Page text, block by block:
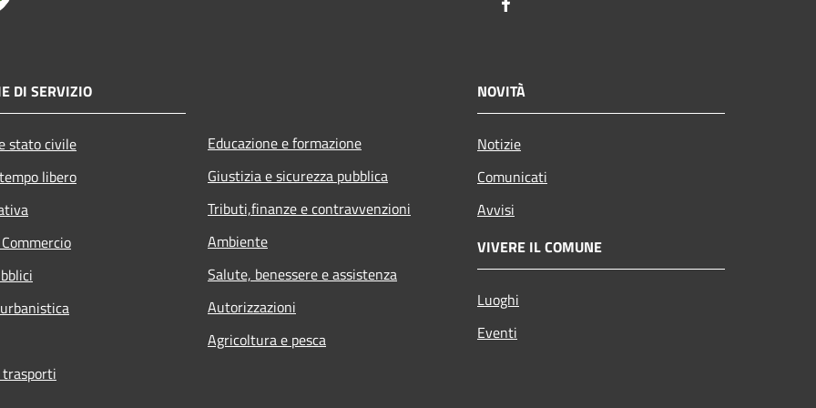
DI SERVIZIO
stato civile
libero
Educazione e formazione
Giustizia e sicurezza pubblica
Tributi,finanze e contravvenzioni
Ambiente
Salute, benessere e assistenza
Autorizzazioni
Agricoltura e pesca
NOVITÀ
Notizie
Comunicati
Avvisi
VIVERE IL COMUNE
Luoghi
Eventi